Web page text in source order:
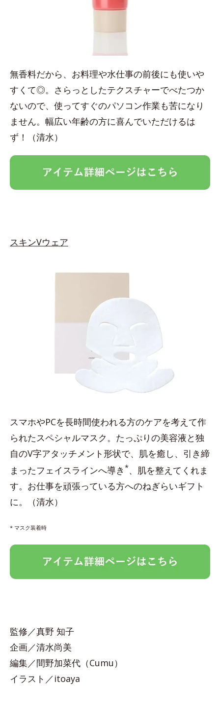
無香料だから、お料理や水仕事の前後にも使いや
すくて◎。さらっとしたテクスチャーでべたつか
ないので、使ってすぐのパソコン作業も苦になり
ません。幅広い年齢の方に喜んでいただけるは
ず！（清水）
スキンVウェア
スマホやPCを長時間使われる方のケアを考えて作
られたスペシャルマスク。たっぷりの美容液と独
自のV字アタッチメント形状で、肌を癒し、引き締
まったフェイスラインへ導き *、肌を整えてくれま
す。お仕事を頑張っている方へのねぎらいギフト
に。（清水）
* マスク装着時
監修／真野 知子
企画／清水尚美
編集／間野加菜代（Cumu）
イラスト／itoaya